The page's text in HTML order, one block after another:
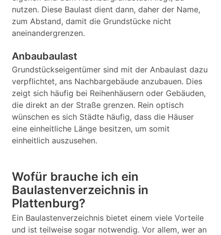
nutzen. Diese Baulast dient dann, daher der Name,
zum Abstand, damit die Grundstücke nicht
aneinandergrenzen.
Anbaubaulast
Grundstückseigentümer sind mit der Anbaulast dazu
verpflichtet, ans Nachbargebäude anzubauen. Dies
zeigt sich häufig bei Reihenhäusern oder Gebäuden,
die direkt an der Straße grenzen. Rein optisch
wünschen es sich Städte häufig, dass die Häuser
eine einheitliche Länge besitzen, um somit
einheitlich auszusehen.
Wofür brauche ich ein
Baulastenverzeichnis in
Plattenburg?
Ein Baulastenverzeichnis bietet einem viele Vorteile
und ist teilweise sogar notwendig. Vor allem, wer an